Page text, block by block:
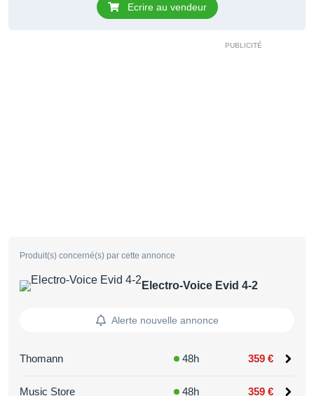
Ecrire au vendeur
Produit(s) concerné(s) par cette annonce
Electro-Voice Evid 4-2
Alerte nouvelle annonce
Thomann 48h 359 €
Music Store 48h 359 €